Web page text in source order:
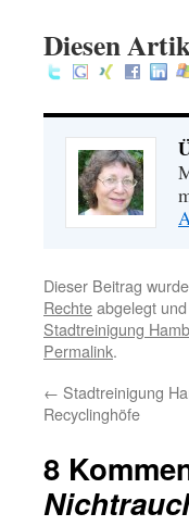
Diesen
Dieser Beitrag
Rechteabgelegt
Stadtreinigung
Permalink.
← Stadtreinigung
Recyclinghöfe
8